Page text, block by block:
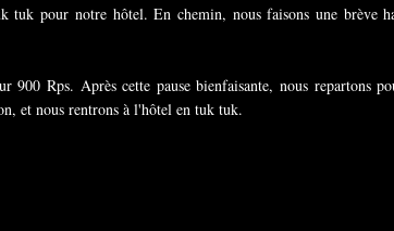
tuk pour notre hôtel. En chemin, nous faisons une brève
900 Rps. Après cette pause bienfaisante, nous repartons
et nous rentrons à l'hôtel en tuk tuk.